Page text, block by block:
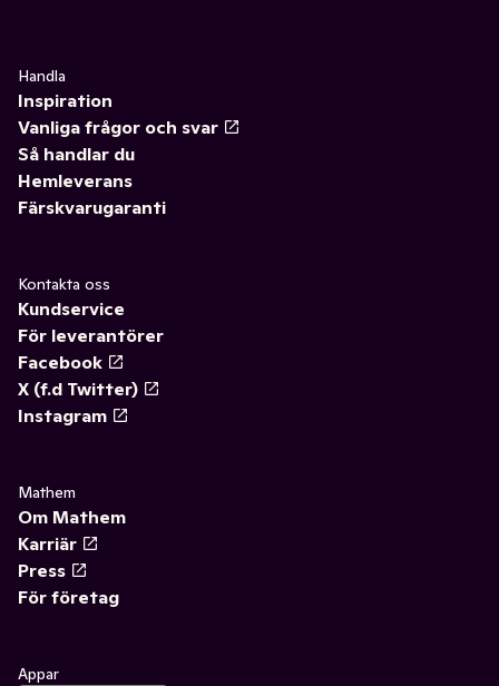
Handla
Inspiration
Vanliga frågor och svar
Så handlar du
Hemleverans
Färskvarugaranti
Kontakta oss
Kundservice
För leverantörer
Facebook
X (f.d Twitter)
Instagram
Mathem
Om Mathem
Karriär
Press
För företag
Appar